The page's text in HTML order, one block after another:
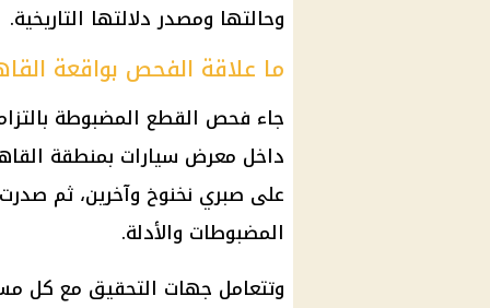
وحالتها ومصدر دلالتها التاريخية.
ما علاقة الفحص بواقعة
جاء فحص القطع المضبوطة
داخل معرض سيارات بمنطقة
على صبري نخنوخ وآخرين، ثم
المضبوطات والأدلة.
وتتعامل جهات التحقيق مع كل